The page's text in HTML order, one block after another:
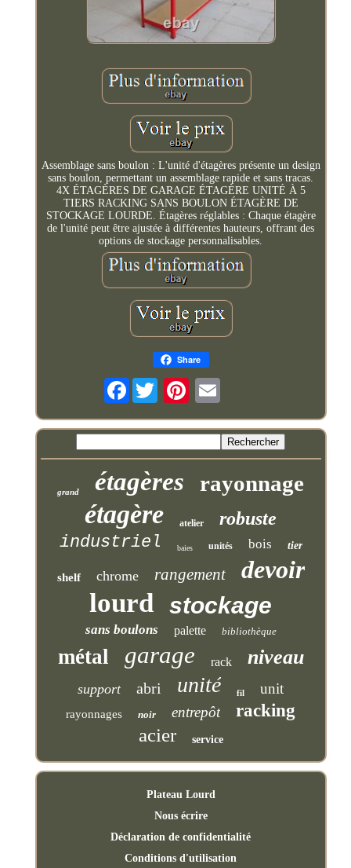
Assemblage sans boulon : L'unité d'étagères présente un design
sans boulon, permettant un assemblage rapide et sans tracas.
4X ÉTAGÈRES DE GARAGE ÉTAGÈRE UNITÉ À 5
TIERS RACKING SANS BOULON ÉTAGÈRE DE
STOCKAGE LOURDE. Étagères réglables : Chaque étagère
de l'unité peut être ajustée à différentes hauteurs, offrant des
options de stockage personnalisables.
Share
Facebook
grand étagères rayonnage
étagère atelier robuste
industriel baies unités bois tier
shelf chrome rangement devoir
lourd stockage
sans boulons palette bibliothèque
métal garage rack niveau
support abri unité fil unit
rayonnages noir entrepôt racking
acier service
Plateau Lourd
Nous écrire
Déclaration de confidentialité
Conditions d'utilisation